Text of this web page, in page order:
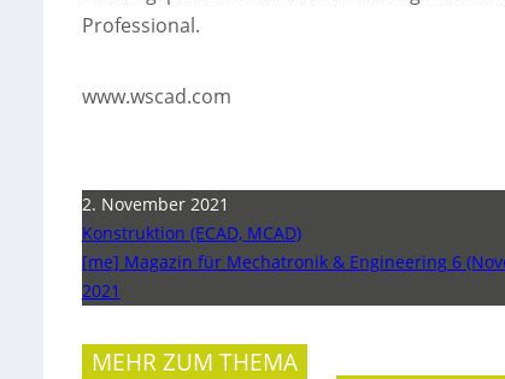
Professional.
www.wscad.com
2. November 2021
Konstruktion (ECAD, MCAD)
[me] Magazin für Mechatronik & Engineering 6
2021
MEHR ZUM THEMA